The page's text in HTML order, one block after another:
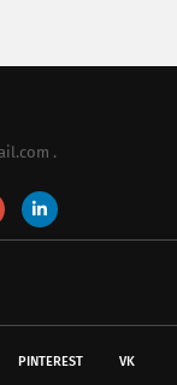
.
PINTEREST
VK